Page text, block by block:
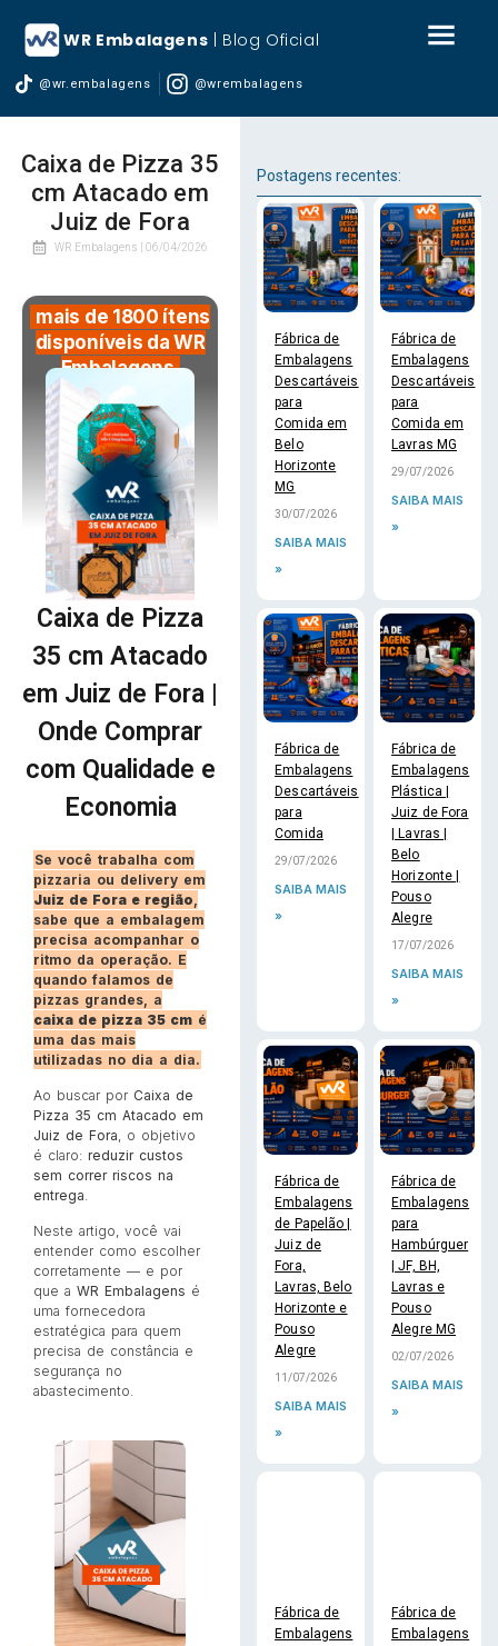
WR Embalagens | Blog Oficial
@wr.embalagens @wrembalagens
Caixa de Pizza 35
cm Atacado em
Juiz de Fora
WR Embalagens |06/04/2026
mais de 1800 ítens
disponíveis da WR
Embalagens
Caixa de Pizza
35 cm Atacado
em Juiz de Fora |
Onde Comprar
com Qualidade e
Economia
Se você trabalha com
pizzaria ou delivery em
Juiz de Fora e região
sabe que a embalagem
precisa acompanhar o
ritmo da operação. E
quando falamos de
pizzas grandes, a
caixa de pizza 35 cm é
uma das mais
utilizadas no dia a dia.
Ao buscar por Caixa de
Pizza 35 cm Atacado em
Juiz de Fora , o objetivo
é claro: reduzir custos
sem correr riscos na
entrega
Neste artigo, você vai
entender como escolher
corretamente — e por
que a WR Embalagens é
uma fornecedora
estratégica para quem
precisa de constância e
segurança no
abastecimento.
Postagens recentes:
Fábrica de
Embalagens
Descartáveis
para
Comida em
Belo
Horizonte
MG
30/07/2026
SAIBA MAIS
»
Fábrica de
Embalagens
Descartáveis
para
Comida em
Lavras MG
29/07/2026
SAIBA MAIS
»
Fábrica de
Embalagens
Descartáveis
para
Comida
29/07/2026
SAIBA MAIS
»
Fábrica de
Embalagens
Plástica |
Juiz de Fora
| Lavras |
Belo
Horizonte |
Pouso
Alegre
17/07/2026
SAIBA MAIS
»
Fábrica de
Embalagens
de Papelão |
Juiz de
Fora,
Lavras, Belo
Horizonte e
Pouso
Alegre
11/07/2026
SAIBA MAIS
»
Fábrica de
Embalagens
para
Hambúrguer
| JF, BH,
Lavras e
Pouso
Alegre MG
02/07/2026
SAIBA MAIS
»
Fábrica de
Embalagens
Fábrica de
Embalagens